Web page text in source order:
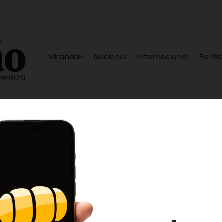
Miranda Nacional Internacional
Plataforma Unitaria espera que